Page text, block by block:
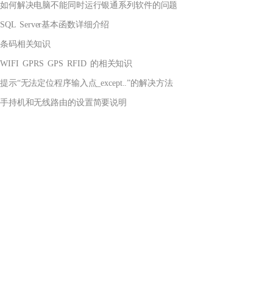
如何解决电脑不能同时运行银通系列软件的问题
SQL Server基本函数详细介绍
条码相关知识
WIFI GPRS GPS RFID 的相关知识
提示“无法定位程序输入点_except..”的解决方法
手持机和无线路由的设置简要说明